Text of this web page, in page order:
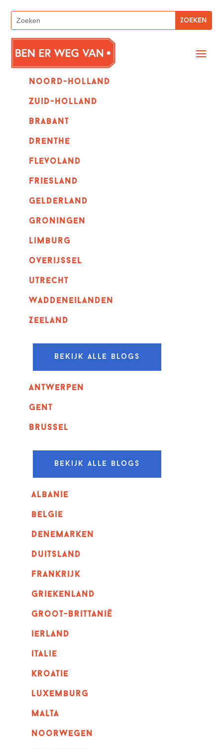
Noord-holland
zuid-holland
Brabant
Drenthe
Flevoland
Friesland
Gelderland
Groningen
Limburg
overijssel
utrecht
Waddeneilanden
Zeeland
Bekijk alle blogs
Antwerpen
GENT
Brussel
Bekijk alle blogs
albanie
belgie
denemarken
duitsland
frankrijk
griekenland
Groot-Brittanië
ierland
italie
kroatie
luxemburg
malta
noorwegen